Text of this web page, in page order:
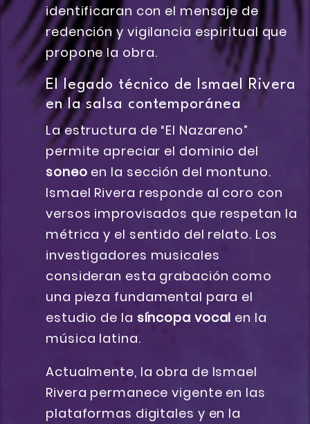
identificaran con el mensaje de
redención y vigilancia espiritual que
propone la obra.
El legado técnico de Ismael Rivera
en la salsa contemporánea
La estructura de “El Nazareno”
permite apreciar el dominio del
soneo en la sección del montuno.
Ismael Rivera responde al coro con
versos improvisados que respetan la
métrica y el sentido del relato. Los
investigadores musicales
consideran esta grabación como
una pieza fundamental para el
estudio de la síncopa vocal en la
música latina.
Actualmente, la obra de Ismael
Rivera permanece vigente en las
plataformas digitales y en la